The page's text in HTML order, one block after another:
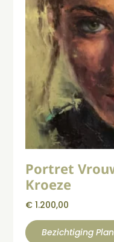
Portret
Kroeze
€ 1.200,00
Bezichtiging